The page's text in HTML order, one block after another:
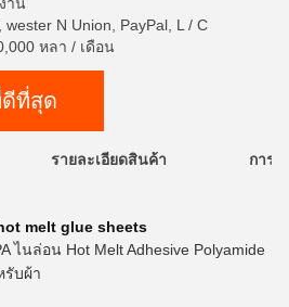
N Union, PayPal, L / C
หลา / เดือน
ที่สุด
รายละเอียดสินค้า การ
melt glue sheets
ไนล่อน Hot Melt Adhesive Polyamide
รับผ้า